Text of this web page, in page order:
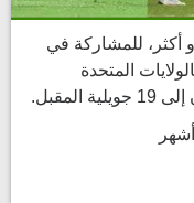
تبلغ أعمارهم 40 عاما أو أكثر، للمشاركة في
كأس العالم لكرة القدم 2026 بالولايات المتحدة